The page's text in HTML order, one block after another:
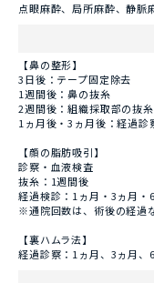
点眼麻酔、局所麻酔、静脈
【鼻の整形】
3日後：テープ固定除去
1週間後：鼻の抜糸
2週間後：組織採取部の抜糸
1ヵ月後・3ヵ月後：経過診
【顔の脂肪吸引】
診察・血液検査
抜糸：1週間後
経過検診：1ヵ月・3ヵ月・
※通院回数は、術後の経過
【裏ハムラ法】
経過診察：1ヵ月、3ヵ月、